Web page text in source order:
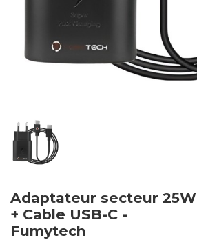
Adaptateur secteur 25W
+ Cable USB-C -
Fumytech